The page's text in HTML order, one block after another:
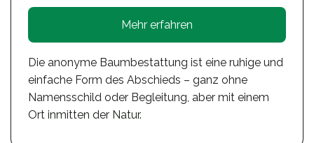
Mehr erfahren
Die anonyme Baumbestattung ist eine ruhige und
einfache Form des Abschieds – ganz ohne
Namensschild oder Begleitung, aber mit einem
Ort inmitten der Natur.